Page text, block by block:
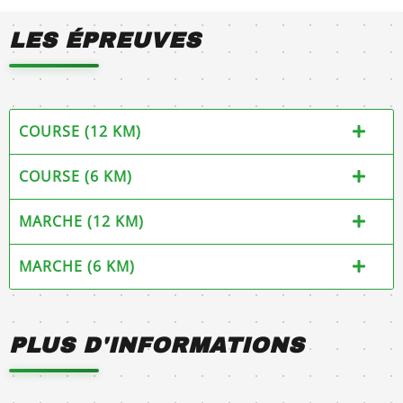
LES ÉPREUVES
COURSE (12 KM)
COURSE (6 KM)
MARCHE (12 KM)
MARCHE (6 KM)
PLUS D'INFORMATIONS